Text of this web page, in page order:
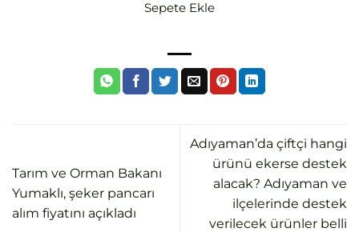
puanına
5 üzerinden
5.00puan
aldı
Sepete Ekle
Tarım ve Orman Bakanı
Yumaklı, şeker pancarı
alım fiyatını açıkladı
Adıyaman’da çiftçi hangi
ürünü ekerse destek
alacak? Adıyaman ve
ilçelerinde destek
verilecek ürünler belli